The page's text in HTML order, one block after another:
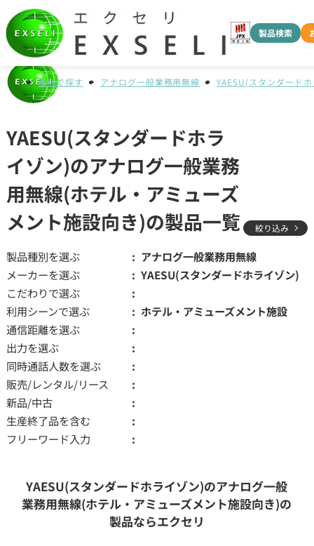
製品検索
種別で探す アナログ一般業務用無線 YAESU(スタンダード
YAESU(スタンダードホラ
イゾン)のアナログ一般業務
用無線(ホテル・アミューズ
メント施設向き)の製品一覧
絞り込み
製品種別を選ぶ
アナログ一般業務用無線
メーカーを選ぶ
YAESU(スタンダードホライゾン)
こだわりで選ぶ
利用シーンで選ぶ
ホテル・アミューズメント施設
通信距離を選ぶ
出力を選ぶ
同時通話人数を選ぶ
販売/レンタル/リース
新品/中古
生産終了品を含む
フリーワード入力
YAESU(スタンダードホライゾン)のアナログ一般
業務用無線(ホテル・アミューズメント施設向き)の
製品ならエクセリ